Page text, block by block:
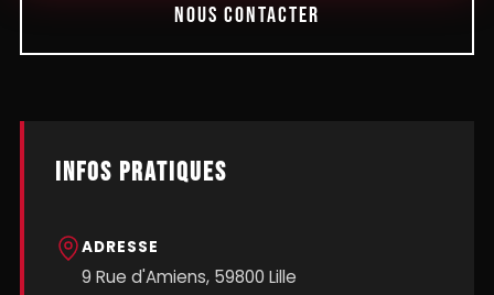
NOUS CONTACTER
INFOS PRATIQUES
ADRESSE
9 Rue d'Amiens, 59800 Lille